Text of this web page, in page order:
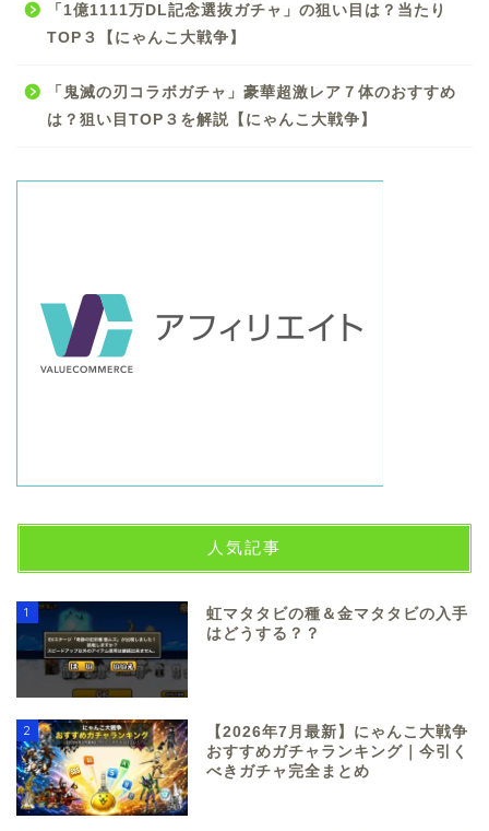
「1億1111万DL記念選抜ガチャ」の狙い目は？当たり
TOP３【にゃんこ大戦争】
「鬼滅の刃コラボガチャ」豪華超激レア７体のおすすめ
は？狙い目TOP３を解説【にゃんこ大戦争】
人気記事
1
虹マタタビの種＆金マタタビの入手
はどうする？？
2
【2026年7月最新】にゃんこ大戦争
おすすめガチャランキング｜今引く
べきガチャ完全まとめ